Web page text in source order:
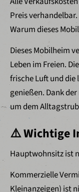
Preis verhandelbar.
Warum dieses
Dieses Mobilheim
Leben im Freien.
frische Luft und die
genießen. Dank
um dem
⚠️ Wichtige
Hauptwohnsitz ist
Kommerzielle
Kleinanzeigen) ist